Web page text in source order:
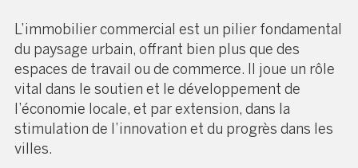
L’immobilier commercial est un pilier fondamental
du paysage urbain, offrant bien plus que des
espaces de travail ou de commerce. Il joue un rôle
vital dans le soutien et le développement de
l’économie locale, et par extension, dans la
stimulation de l’innovation et du progrès dans les
villes.